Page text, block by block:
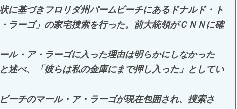
に基づきフロリダ州パームビーチにあるドナルド・ト
ラーゴ」の家宅捜索を行った。前大統領がＣＮＮに確
ル・ア・ラーゴに入った理由は明らかにしなかった
述べ、「彼らは私の金庫にまで押し入った」としてい
ーチのマール・ア・ラーゴが現在包囲され、捜索さ